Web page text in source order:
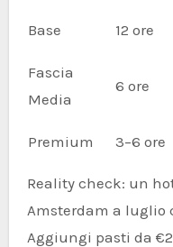
Base 12 ore
Fascia
Media
6 ore
Premium 3–6 ore
Reality check: un
Amsterdam a luglio
Aggiungi pasti da